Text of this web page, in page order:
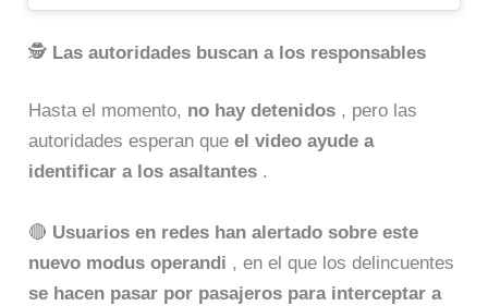
🕵️ Las autoridades buscan a los responsables
Hasta el momento, no hay detenidos , pero las
autoridades esperan queel video ayude a
identificar a los asaltantes .
🔴 Usuarios en redes han alertado sobre este
nuevo modus operandi , en el que los delincuentes
se hacen pasar por pasajeros para interceptar a